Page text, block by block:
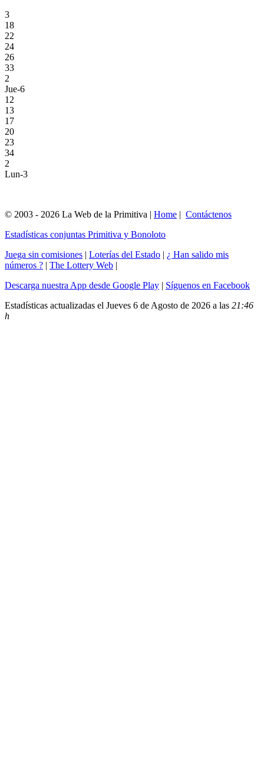
3
18
22
24
26
33
2
Jue-6
12
13
17
20
23
34
2
Lun-3
© 2003 - 2026 La Web de la Primitiva | Home | Contáctenos
Estadísticas conjuntas Primitiva y Bonoloto
Juega sin comisiones | Loterías del Estado | ¿ Han salido mis
números ? | The Lottery Web |
Descarga nuestra App desde Google Play | Síguenos en Facebook
Estadísticas actualizadas el Jueves 6 de Agosto de 2026 a las 21:46
h